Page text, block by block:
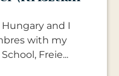
and I
with my
Freie...